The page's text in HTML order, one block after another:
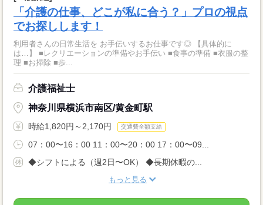
「介護の仕事、どこが私に合う？」プロの視点
でお探しします！
利用者さんの日常生活を お手伝いするお仕事です◎ 【具体的に
は…】 ■レクリエーションの準備やお手伝い ■食事の準備 ■衣服の整
理 ■お掃除 ■歩...
介護福祉士
神奈川県横浜市南区/黄金町駅
時給1,820円～2,170円 交通費全額支給
07：00〜16：00 11：00〜20：00 17：00〜09...
◆シフトによる（週2日〜OK） ◆長期休暇の...
もっと見る